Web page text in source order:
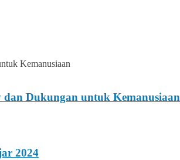
Dukungan untuk Kemanusiaan
2024